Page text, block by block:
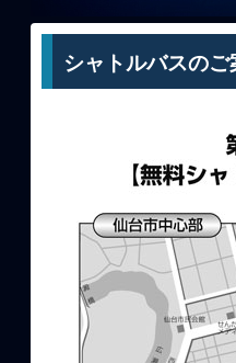
シャトルバスの